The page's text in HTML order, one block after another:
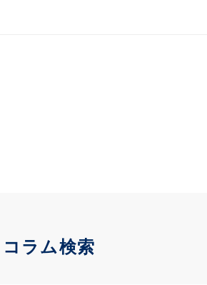
ラム検索